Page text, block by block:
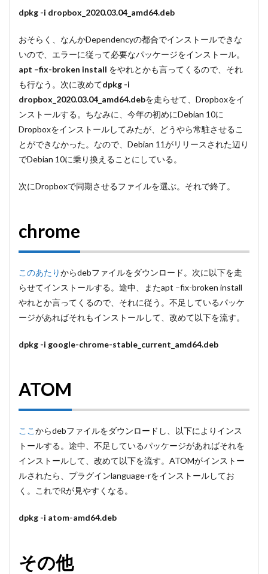
dpkg -i dropbox_2020.03.04_amd64.deb
おそらく、なんかDependencyの都合でインストールできな
いので、エラーに従って必要なパッケージをインストール。
apt –fix-broken install をやれとかも言ってくるので、それ
も行なう。次に改めてdpkg -i
dropbox_2020.03.04_amd64.debを走らせて、Dropboxをイ
ンストールする。ちなみに、今年の初めにDebian 10に
Dropboxをインストールしてみたが、どうやら常駐させるこ
とができなかった。なので、Debian 11がリリースされた辺り
でDebian 10に乗り換えることにしている。
次にDropboxで同期させるファイルを選ぶ。それで終了。
chrome
このあたりからdebファイルをダウンロード。次に以下を走
らせてインストールする。途中、またapt –fix-broken install
やれとか言ってくるので、それに従う。不足しているパッケ
ージがあればそれもインストールして、改めて以下を流す。
dpkg -i google-chrome-stable_current_amd64.deb
ATOM
ここ からdebファイルをダウンロードし、以下によりインス
トールする。途中、不足しているパッケージがあればそれを
インストールして、改めて以下を流す。ATOMがインストー
ルされたら、プラグインlanguage-rをインストールしてお
く。これでRが見やすくなる。
dpkg -i atom-amd64.deb
その他